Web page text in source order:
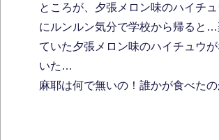
ところが、夕張メロン味のハイチ
にルンルン気分で学校から帰ると…
ていた夕張メロン味のハイチュウ
いた…
麻耶は何で無いの！誰かが食べたの